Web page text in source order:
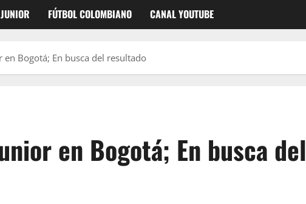
JUNIOR FÚTBOL COLOMBIANO CANAL YOUTUBE
en Bogotá; En busca del resultado
en Bogotá; En busca del